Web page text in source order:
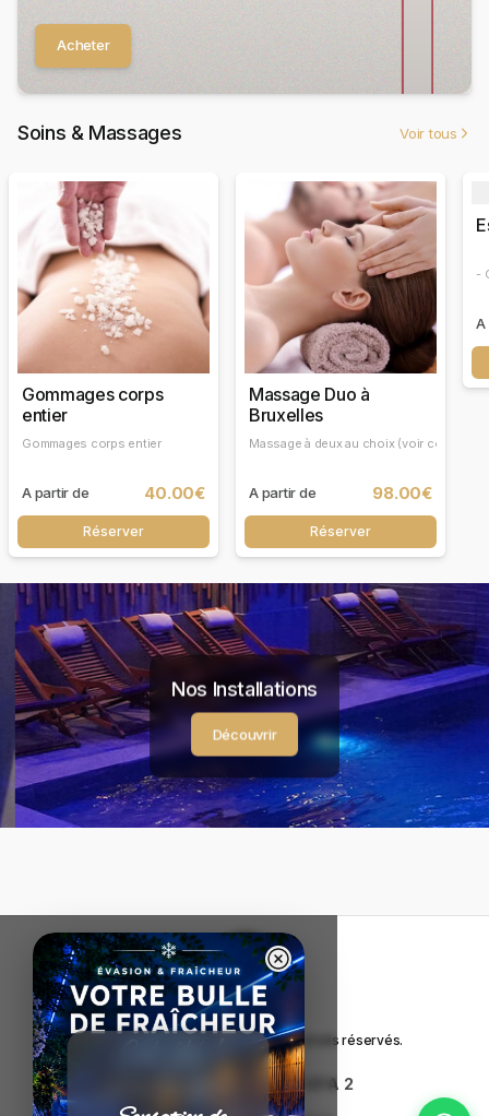
Acheter
Soins & Massages Voir tous
Gommages corps
entier
Gommages corps entier
A partir de 40.00€
Réserver
Massage Duo à
Bruxelles
A partir de 98.00€
Réserver
-
A
Nos Installations
Découvrir
2026. Tous droits réservés.
CALM SPA 2